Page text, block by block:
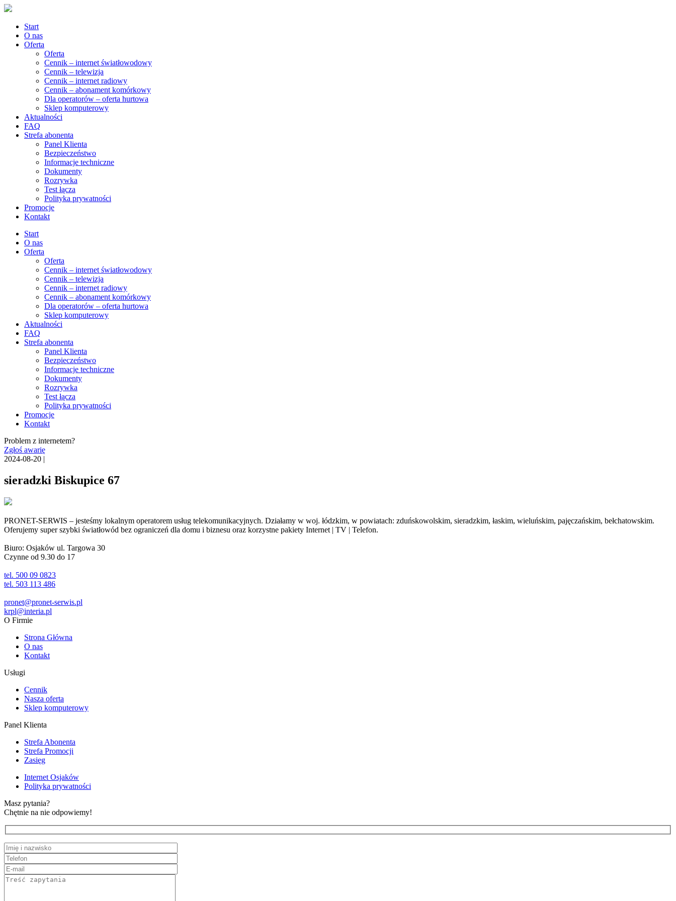
Start
O nas
Oferta
Oferta
Cennik – internet światłowodowy
Cennik – telewizja
Cennik – internet radiowy
Cennik – abonament komórkowy
Dla operatorów – oferta hurtowa
Sklep komputerowy
Aktualności
FAQ
Strefa abonenta
Panel Klienta
Bezpieczeństwo
Informacje techniczne
Dokumenty
Rozrywka
Test łącza
Polityka prywatności
Promocje
Kontakt
Start
O nas
Oferta
Oferta
Cennik – internet światłowodowy
Cennik – telewizja
Cennik – internet radiowy
Cennik – abonament komórkowy
Dla operatorów – oferta hurtowa
Sklep komputerowy
Aktualności
FAQ
Strefa abonenta
Panel Klienta
Bezpieczeństwo
Informacje techniczne
Dokumenty
Rozrywka
Test łącza
Polityka prywatności
Promocje
Kontakt
Problem z internetem?
Zgłoś awarię
2024-08-20 |
sieradzki Biskupice 67
PRONET-SERWIS – jesteśmy lokalnym operatorem usług telekomunikacyjnych. Działamy w woj. łódzkim, w powiatach: zduńskowolskim, sieradzkim, łaskim, wieluńskim, pajęczańskim, bełchatowskim.
Oferujemy super szybki światłowód bez ograniczeń dla domu i biznesu oraz korzystne pakiety Internet | TV | Telefon.
Biuro: Osjaków ul. Targowa 30
Czynne od 9.30 do 17
tel. 500 09 0823
tel. 503 113 486
pronet@pronet-serwis.pl
krpl@interia.pl
O Firmie
Strona Główna
O nas
Kontakt
Usługi
Cennik
Nasza oferta
Sklep komputerowy
Panel Klienta
Strefa Abonenta
Strefa Promocji
Zasięg
Internet Osjaków
Polityka prywatności
Masz pytania?
Chętnie na nie odpowiemy!